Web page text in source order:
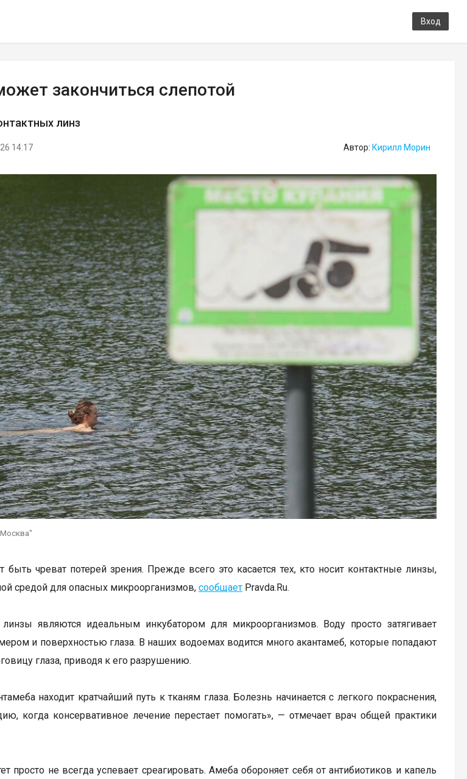
Вход
закончиться слепотой
линз
14:17 Автор: Кирилл Морин
чреват потерей зрения. Прежде всего это касается тех, кто носит контактные линзы,
средой для опасных микроорганизмов, сообщает Pravda.Ru.
являются идеальным инкубатором для микроорганизмов. Воду просто затягивает
и поверхностью глаза. В наших водоемах водится много акантамеб, которые попадают
глаза, приводя к его разрушению.
находит кратчайший путь к тканям глаза. Болезнь начинается с легкого покраснения,
когда консервативное лечение перестает помогать», — отмечает врач общей практики
просто не всегда успевает среагировать. Амеба обороняет себя от антибиотиков и капель